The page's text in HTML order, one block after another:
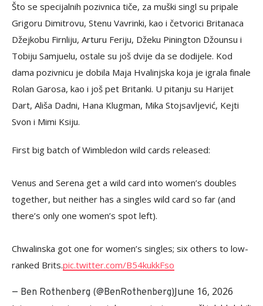
Što se specijalnih pozivnica tiče, za muški singl su pripale
Grigoru Dimitrovu, Stenu Vavrinki, kao i četvorici Britanaca
Džejkobu Firnliju, Arturu Feriju, Džeku Pinington Džounsu i
Tobiju Samjuelu, ostale su još dvije da se dodijele. Kod
dama pozivnicu je dobila Maja Hvalinjska koja je igrala finale
Rolan Garosa, kao i još pet Britanki. U pitanju su Harijet
Dart, Ališa Dadni, Hana Klugman, Mika Stojsavljević, Kejti
Svon i Mimi Ksiju.
First big batch of Wimbledon wild cards released:
Venus and Serena get a wild card into women’s doubles
together, but neither has a singles wild card so far (and
there’s only one women’s spot left).
Chwalinska got one for women’s singles; six others to low-
ranked Brits.pic.twitter.com/B54kukkFso
— Ben Rothenberg (@BenRothenberg)June 16, 2026